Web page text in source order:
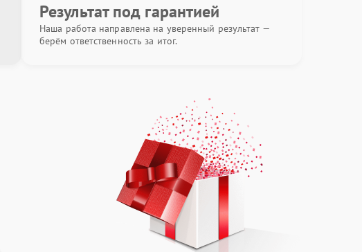
Результат под гарантией
Наша работа направлена на уверенный результат —
берём ответственность за итог.